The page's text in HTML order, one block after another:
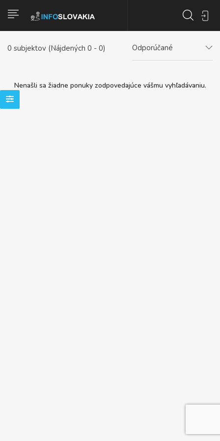
0 subjektov (Nájdených 0 - 0) Odporúčané
Nenašli sa žiadne ponuky zodpovedajúce vášmu vyhľadávaniu.